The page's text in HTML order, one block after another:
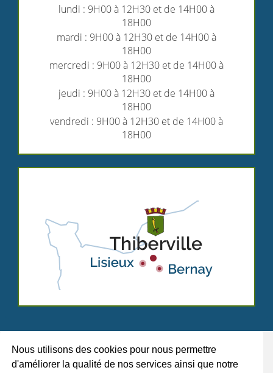
Nous utilisons des cookies pour nous permettre
d'améliorer la qualité de nos services ainsi que notre
lundi : 9H00 à 12H30 et de 14H00 à
18H00
mardi : 9H00 à 12H30 et de 14H00 à
18H00
mercredi : 9H00 à 12H30 et de 14H00 à
18H00
jeudi : 9H00 à 12H30 et de 14H00 à
18H00
vendredi : 9H00 à 12H30 et de 14H00 à
18H00